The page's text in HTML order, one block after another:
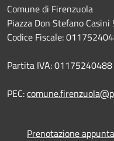
Comune di Firenzuola
Piazza Don Stefano Casini
Codice Fiscale:
Partita IVA: 01175240488
PEC:
Prenotazione